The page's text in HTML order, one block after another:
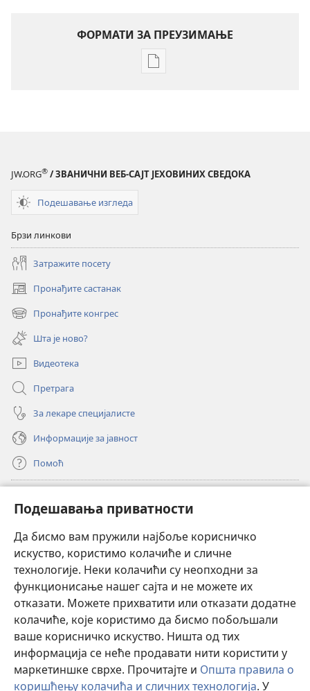
Подешавања приватности
Да бисмо вам пружили најбоље корисничко
искуство, користимо колачиће и сличне
технологије. Неки колачићи су неопходни за
функционисање нашег сајта и не можете их
отказати. Можете прихватити или отказати додатне
колачиће, које користимо да бисмо побољшали
ваше корисничко искуство. Ништа од тих
информација се неће продавати нити користити у
маркетиншке сврхе. Прочитајте и Општа правила о
коришћењу колачића и сличних технологија. У
ФОРМАТИ ЗА ПРЕУЗИМАЊЕ
Формати
СЕ!
JW.ORG® / ЗВАНИЧНИ ВЕБ-САЈТ ЈЕХОВИНИХ СВЕДОКА
Подешавање изгледа
Брзи линкови
Затражите посету
Пронађите састанак
(отвара
нови
прозор)
Пронађите конгрес
(отвара
нови
прозор)
Шта је ново?
Видеотека
Претрага
За лекаре специјалисте
Информације за јавност
Помоћ
(отвара
нови
прозор)ОНЛАЈН БИБЛИОТЕКА Watchtower
(отвара
нови
прозор)JW Hub®
(отвара
нови
прозор)JW Library
Watchtower Library ®